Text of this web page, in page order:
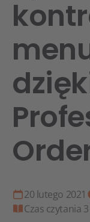
20 lutego 2021
Czas czytania